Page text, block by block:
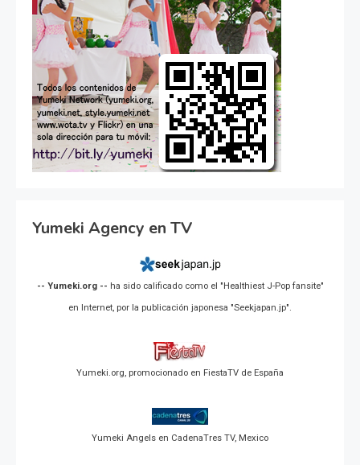
Yumeki Agency en TV
-- Yumeki.org -- ha sido calificado como el "Healthiest J-Pop fansite"
en Internet, por la publicación japonesa "Seekjapan.jp".
Yumeki.org, promocionado en FiestaTV de España
Yumeki Angels en CadenaTres TV, Mexico